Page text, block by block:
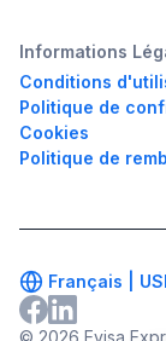
Informations
Conditions
Politique de
Cookies
Politique de
© 2026 Evisa
Français |